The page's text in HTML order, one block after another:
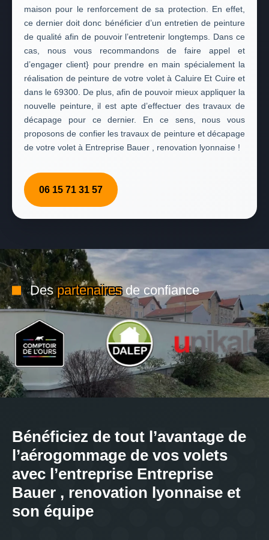
maison pour le renforcement de sa protection. En effet,
ce dernier doit donc bénéficier d’un entretien de peinture
de qualité afin de pouvoir l’entretenir longtemps. Dans ce
cas, nous vous recommandons de faire appel et
d’engager client} pour prendre en main spécialement la
réalisation de peinture de votre volet à Caluire Et Cuire et
dans le 69300. De plus, afin de pouvoir mieux appliquer la
nouvelle peinture, il est apte d’effectuer des travaux de
décapage pour ce dernier. En ce sens, nous vous
proposons de confier les travaux de peinture et décapage
de votre volet à Entreprise Bauer , renovation lyonnaise !
06 15 71 31 57
Despartenairesde confiance
Bénéficiez de tout l’avantage de
l’aérogommage de vos volets
avec l’entreprise Entreprise
Bauer , renovation lyonnaise et
son équipe